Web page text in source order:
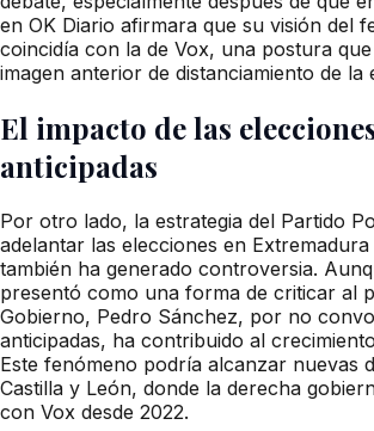
en OK Diario afirmara que su visión del
coincidía con la de Vox, una postura
imagen anterior de distanciamiento de la
El impacto de las
anticipadas
Por otro lado, la estrategia del Partido
adelantar las elecciones en
también ha generado controversia.
presentó como una forma de criticar al
Gobierno, Pedro Sánchez, por no
anticipadas, ha contribuido al
Este fenómeno podría alcanzar nuevas
Castilla y León, donde la derecha
con Vox desde 2022.